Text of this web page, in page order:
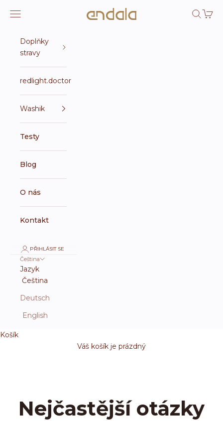
Endala e-shop
Otevřít navigační menu Otevřít
Doplňky
stravy
redlight.doctor
Washik
Testy
Blog
O nás
Kontakt
PŘIHLÁSIT SE
Čeština
Jazyk
Čeština
Deutsch
English
Košík
Váš košík je prázdný
Nejčastější otázky